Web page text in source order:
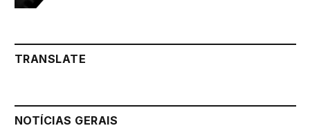
TRANSLATE
NOTÍCIAS GERAIS